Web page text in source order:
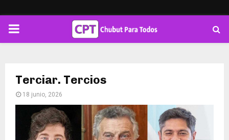
PRIMARY
Terciar. Tercios
18 junio, 2026